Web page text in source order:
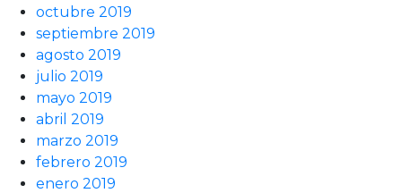
octubre 2019
septiembre 2019
agosto 2019
julio 2019
mayo 2019
abril 2019
marzo 2019
febrero 2019
enero 2019